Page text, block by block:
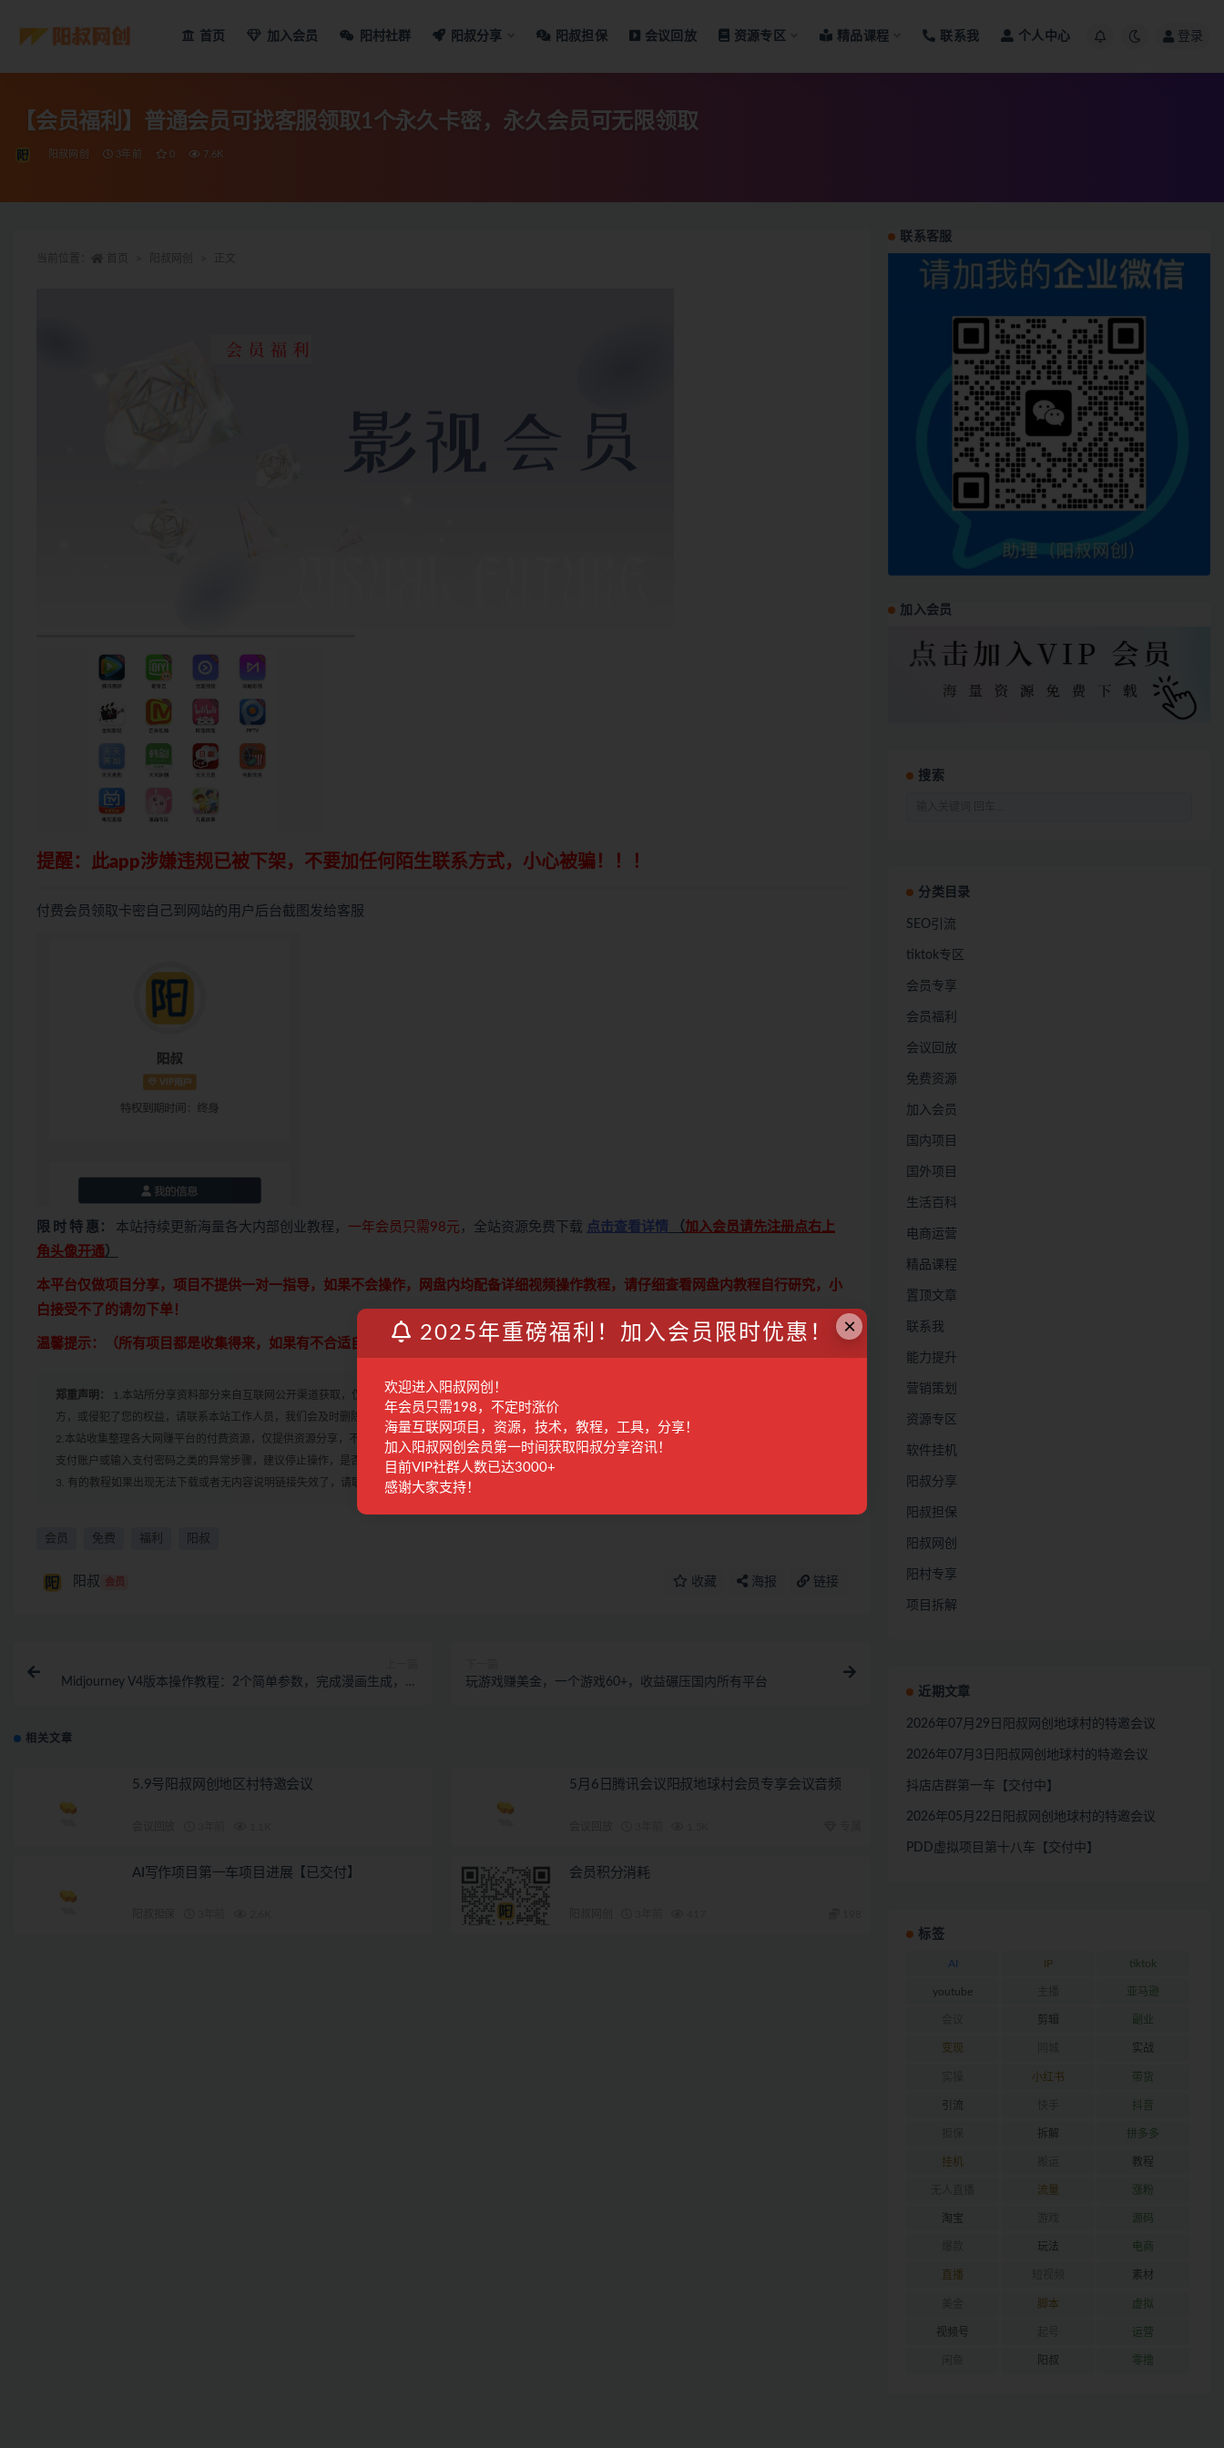
首页 加入会员 阳村社群 阳叔分享 阳叔担保 会议回放 资源专区 精品课程 联系我 个人中心 登录
【会员福利】普通会员可找客服领取1个永久卡密，永久会员可无限领取
阳叔网创 3年前 0 7.6K
提醒：此app涉嫌违规已被下架，不要加任何陌生联系方式，小心被骗！！！
付费会员领取卡密自己到网站的用户后台截图发给客服
限 时 特 惠： 本站持续更新海量各大内部创业教程， 一年会员只需98元 ，全站资源免费下载 点击查看详情 （ 加入会员请先注册点右上
角头像开通 ）
本平台仅做项目分享，项目不提供一对一指导，如果不会操作，网盘内均配备详细视频操作教程，请仔细查看网盘内教程自行研究，小
白接受不了的请勿下单！
温馨提示：（所有项目都是收集得来，如果有不合适自己的，萝卜青菜各有所爱，注意自己甄选，避免踩坑，谢谢！）
郑重声明：
1.本站所分享资料部分来自互联网公开渠道获取，仅供会员学习交流使用，请于24小时内删除，尊重原作者及出版方，如认为本站有使用不当的地
方，或侵犯了您的权益，请联系本站工作人员，我们会及时删除。如果遇到付费才可观看的文章，建议升级本站VIP，全站所有资源“任意下免费看”。
2.本站收集整理各大网赚平台的付费资源，仅提供资源分享，不提供任何的一对一教学指导，不提供任何收益保障，具体请自行分辨测试，如遇充值环节或绑定
支付账户或输入支付密码之类的异常步骤，建议停止操作，是否有风险请自行甄别，本站概不负责！
3. 有的教程如果出现无法下载或者无内容说明链接失效了，请联系客服进行处理。
会员 免费 福利 阳叔
阳叔 会员 收藏 海报 链接
Midjourney V4版本操作教程：2个简单参数，完成漫画生成，人
玩游戏赚美金，一个游戏60+，收益碾压国内所有平台
相关文章
5.9号阳叔网创地区村特邀会议 5月6日腾讯会议阳叔地球村会员专享会议音频
AI写作项目第一车项目进展【已交付】 会员积分消耗
联系客服
加入会员
搜索
分类目录
SEO引流
tiktok专区
会员专享
会员福利
会议回放
免费资源
加入会员
国内项目
国外项目
生活百科
电商运营
精品课程
置顶文章
联系我
能力提升
营销策划
资源专区
软件挂机
阳叔分享
阳叔担保
阳叔网创
阳村专享
项目拆解
近期文章
2026年07月29日阳叔网创地球村的特邀会议
2026年07月3日阳叔网创地球村的特邀会议
抖店店群第一车【交付中】
2026年05月22日阳叔网创地球村的特邀会议
PDD虚拟项目第十八车【交付中】
标签
AI IP tiktok
youtube 亚马逊
剪辑 副业
变现 实战
小红书 带货
引流 抖音
拆解 拼多多
挂机 教程
流量 涨粉
淘宝 源码
玩法 电商
直播 素材
脚本 虚拟
视频号 运营
阳叔 零撸
×
2025年重磅福利！加入会员限时优惠！
欢迎进入阳叔网创！
年会员只需198，不定时涨价
海量互联网项目，资源，技术，教程，工具，分享！
加入阳叔网创会员第一时间获取阳叔分享咨讯！
目前VIP社群人数已达3000+
感谢大家支持！